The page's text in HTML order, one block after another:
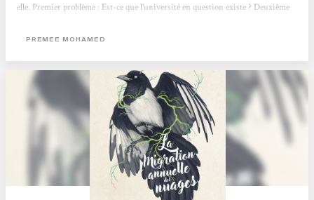
elle. Premier problème : Est-ce que l’université en question existe ? Deuxième
indispensable ? Troisième problème : Elle a inoculé un parasite qui lentement la
ce livre, c’est le côté...
PREMEE MOHAMED